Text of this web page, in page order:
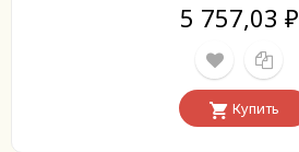
5 757,03 ₽
Купить